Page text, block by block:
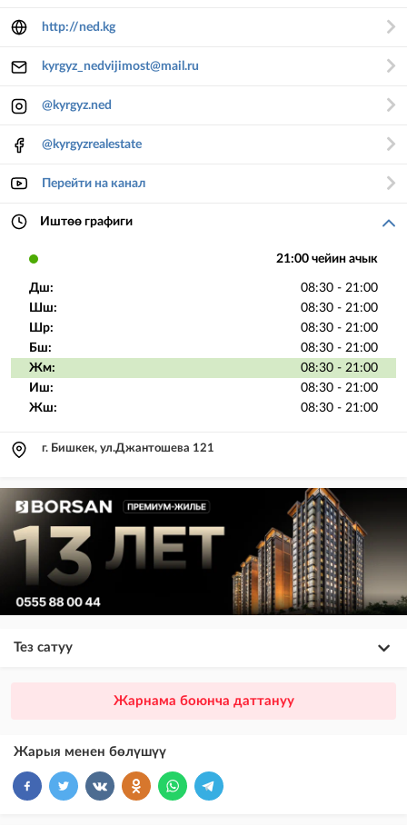
http://ned.kg
kyrgyz_nedvijimost@mail.ru
@kyrgyz.ned
@kyrgyzrealestate
Перейти на канал
Иштөө графиги
21:00 чейин ачык
Дш:
08:30 - 21:00
Шш:
08:30 - 21:00
Шр:
08:30 - 21:00
Бш:
08:30 - 21:00
Жм:
08:30 - 21:00
Иш:
08:30 - 21:00
Жш:
08:30 - 21:00
г. Бишкек, ул.Джантошева 121
Тез сатуу
VIP жарыялардын үстүнө жарыя жайгаштыруу + Instagramдагы акы
бекер жарыялардын үстүнө жарыя жайгаштыруу
Жарнама боюнча даттануу
Жарыя менен бөлүшүү